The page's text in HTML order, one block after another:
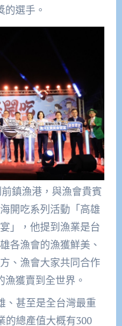
的選手。
鎮漁港，與漁會貴賓
開吃系列活動「高雄
」，他提到漁業是台
各漁會的漁獲鮮美、
、漁會大家共同合作
獲賣到全世界。
、甚至是全台灣最重
的總產值大概有300